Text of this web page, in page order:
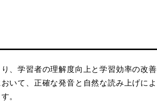
、学習者の理解度向上と学習効率の改
いて、正確な発音と自然な読み上げに
。